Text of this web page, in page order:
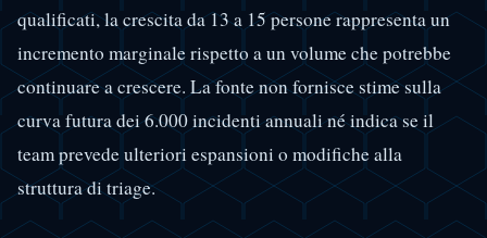
qualificati, la crescita da 13 a 15 persone rappresenta un
incremento marginale rispetto a un volume che potrebbe
continuare a crescere. La fonte non fornisce stime sulla
curva futura dei 6.000 incidenti annuali né indica se il
team prevede ulteriori espansioni o modifiche alla
struttura di triage.